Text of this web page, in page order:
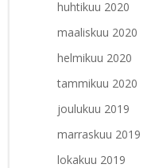
huhtikuu 2020
maaliskuu 2020
helmikuu 2020
tammikuu 2020
joulukuu 2019
marraskuu 2019
lokakuu 2019